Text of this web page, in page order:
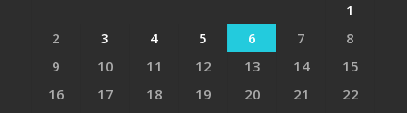
1
2
3 4 5 6 7
8
9
10 11 12 13 14
15
16
17 18 19 20 21 22